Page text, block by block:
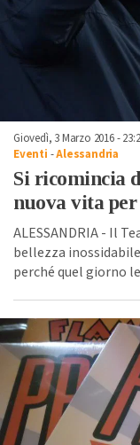
Giovedì, 3 Marzo 2016 -
Eventi -Alessandria
Si ricomincia
nuova vita
ALESSANDRIA - Il
bellezza
perché quel giorno